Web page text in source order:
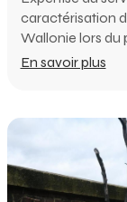
caractérisation
Wallonie lors du
En savoir plus